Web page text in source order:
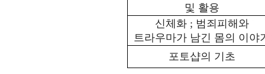
및 활용
신체화 ; 범죄피해와
트라우마가 남긴 몸의 이야
포토샵의 기초